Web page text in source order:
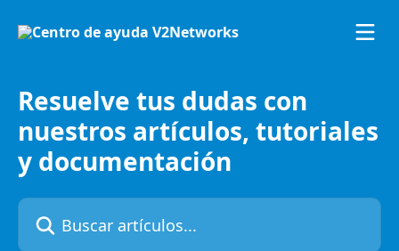
Resuelve tus dudas con
nuestros artículos, tutoriales
y documentación
Buscar artículos...